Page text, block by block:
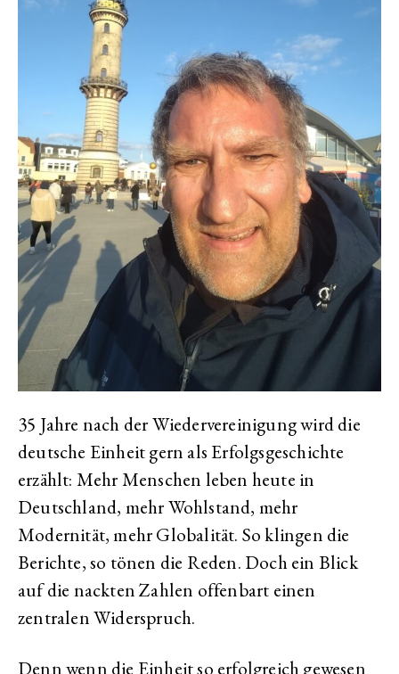
35 Jahre nach der Wiedervereinigung wird die
deutsche Einheit gern als Erfolgsgeschichte
erzählt: Mehr Menschen leben heute in
Deutschland, mehr Wohlstand, mehr
Modernität, mehr Globalität. So klingen die
Berichte, so tönen die Reden. Doch ein Blick
auf die nackten Zahlen offenbart einen
zentralen Widerspruch.
Denn wenn die Einheit so erfolgreich gewesen